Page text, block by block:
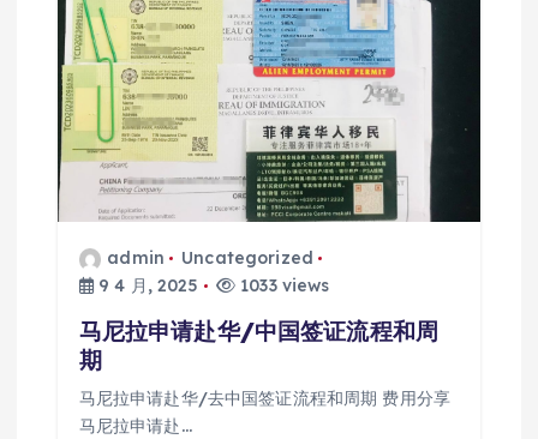
admin
Uncategorized
9 4 月, 2025
1033 views
马尼拉申请赴华/中国签证流程和周
期
马尼拉申请赴华/去中国签证流程和周期 费用分享
马尼拉申请赴…